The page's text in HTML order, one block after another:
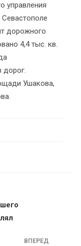
управления
дорожного
4,4 тыс. кв.
дорог.
Ушакова,
ВПЕРЕД